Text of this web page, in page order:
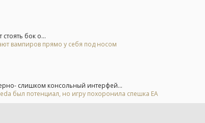
бок о...
вампиров прямо у себя под носом
слишком консольный интерфей...
был потенциал, но игру похоронила спешка EA